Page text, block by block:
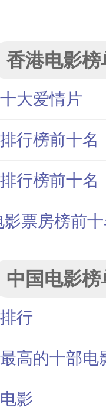
香港电影榜
大爱情片
行榜前十名
行榜前十名
票房榜前
中国电影榜
行
高的十部电
影